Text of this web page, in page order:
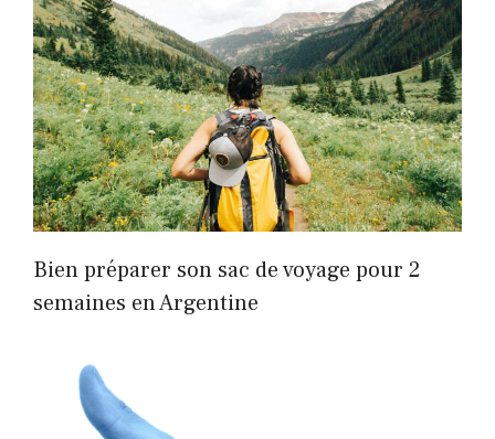
Bien préparer son sac de voyage pour 2
semaines en Argentine